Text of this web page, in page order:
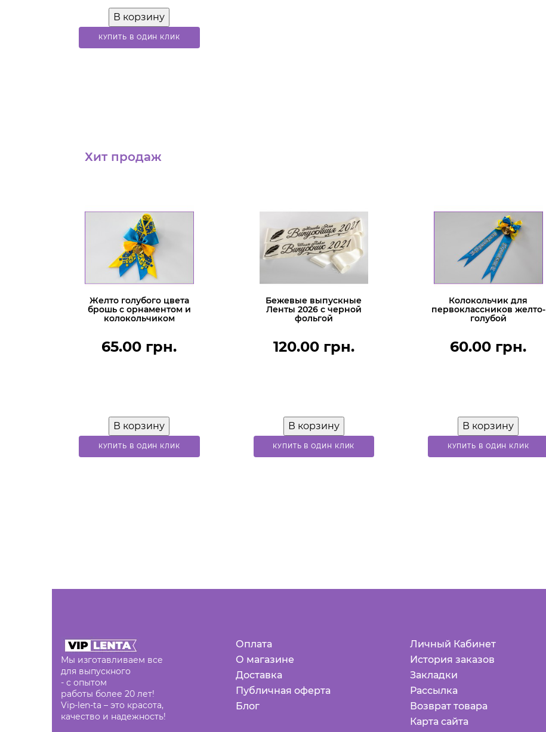
В корзину
КУПИТЬ В ОДИН КЛИК
Хит продаж
Желто голубого цвета
брошь с орнаментом и
колокольчиком
65.00 грн.
В корзину
КУПИТЬ В ОДИН КЛИК
Бежевые выпускные
Ленты 2026 с черной
фольгой
120.00 грн.
В корзину
КУПИТЬ В ОДИН КЛИК
Колокольчик для
первоклассников желто-
голубой
60.00 грн.
В корзину
КУПИТЬ В ОДИН КЛИК
Мы изготавливаем все
для выпускного
- с опытом
работы более 20 лет!
Vip-len-ta – это красота,
качество и надежность!
Оплата
О магазине
Доставка
Публичная оферта
Блог
Личный Кабинет
История заказов
Закладки
Рассылка
Возврат товара
Карта сайта